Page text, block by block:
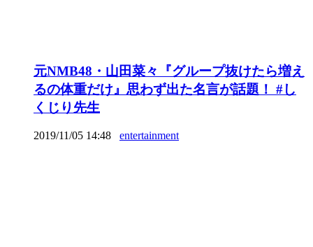
元NMB48・山田菜々『グループ抜けたら増え
るの体重だけ』思わず出た名言が話題！ #し
くじり先生
2019/11/05 14:48 entertainment